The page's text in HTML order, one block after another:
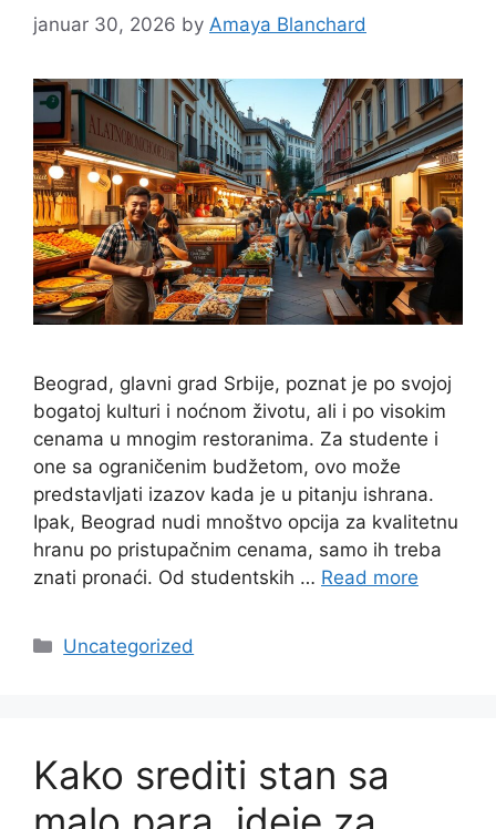
januar 30, 2026 by Amaya Blanchard
Beograd, glavni grad Srbije, poznat je po svojoj
bogatoj kulturi i noćnom životu, ali i po visokim
cenama u mnogim restoranima. Za studente i
one sa ograničenim budžetom, ovo može
predstavljati izazov kada je u pitanju ishrana.
Ipak, Beograd nudi mnoštvo opcija za kvalitetnu
hranu po pristupačnim cenama, samo ih treba
znati pronaći. Od studentskih … Read more
Categories
Uncategorized
Kako srediti stan sa